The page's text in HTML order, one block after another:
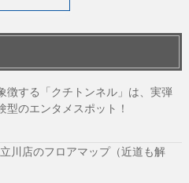
徴する「クチトンネル」は、実弾
型のエンタメスポット！
立川店のフロアマップ（近道も解